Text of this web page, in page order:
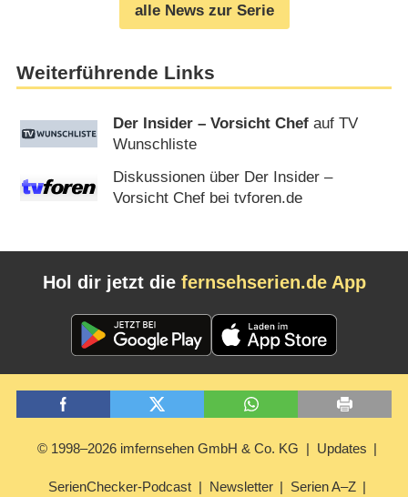
alle News zur Serie
Weiterführende Links
Der Insider – Vorsicht Chef auf TV
Wunschliste
Diskussionen über Der Insider –
Vorsicht Chef bei tvforen.de
Hol dir jetzt die fernsehserien.de App
© 1998–2026 imfernsehen GmbH & Co. KG Updates
SerienChecker-Podcast Newsletter Serien A–Z